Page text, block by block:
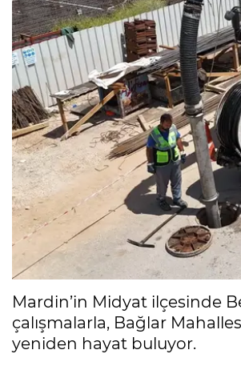
Mardin’in Midyat ilçesinde
çalışmalarla, Bağlar
yeniden hayat buluyor.